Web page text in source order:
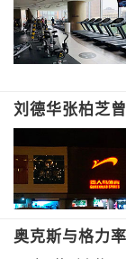
刘德华张柏芝
奥克斯与格力